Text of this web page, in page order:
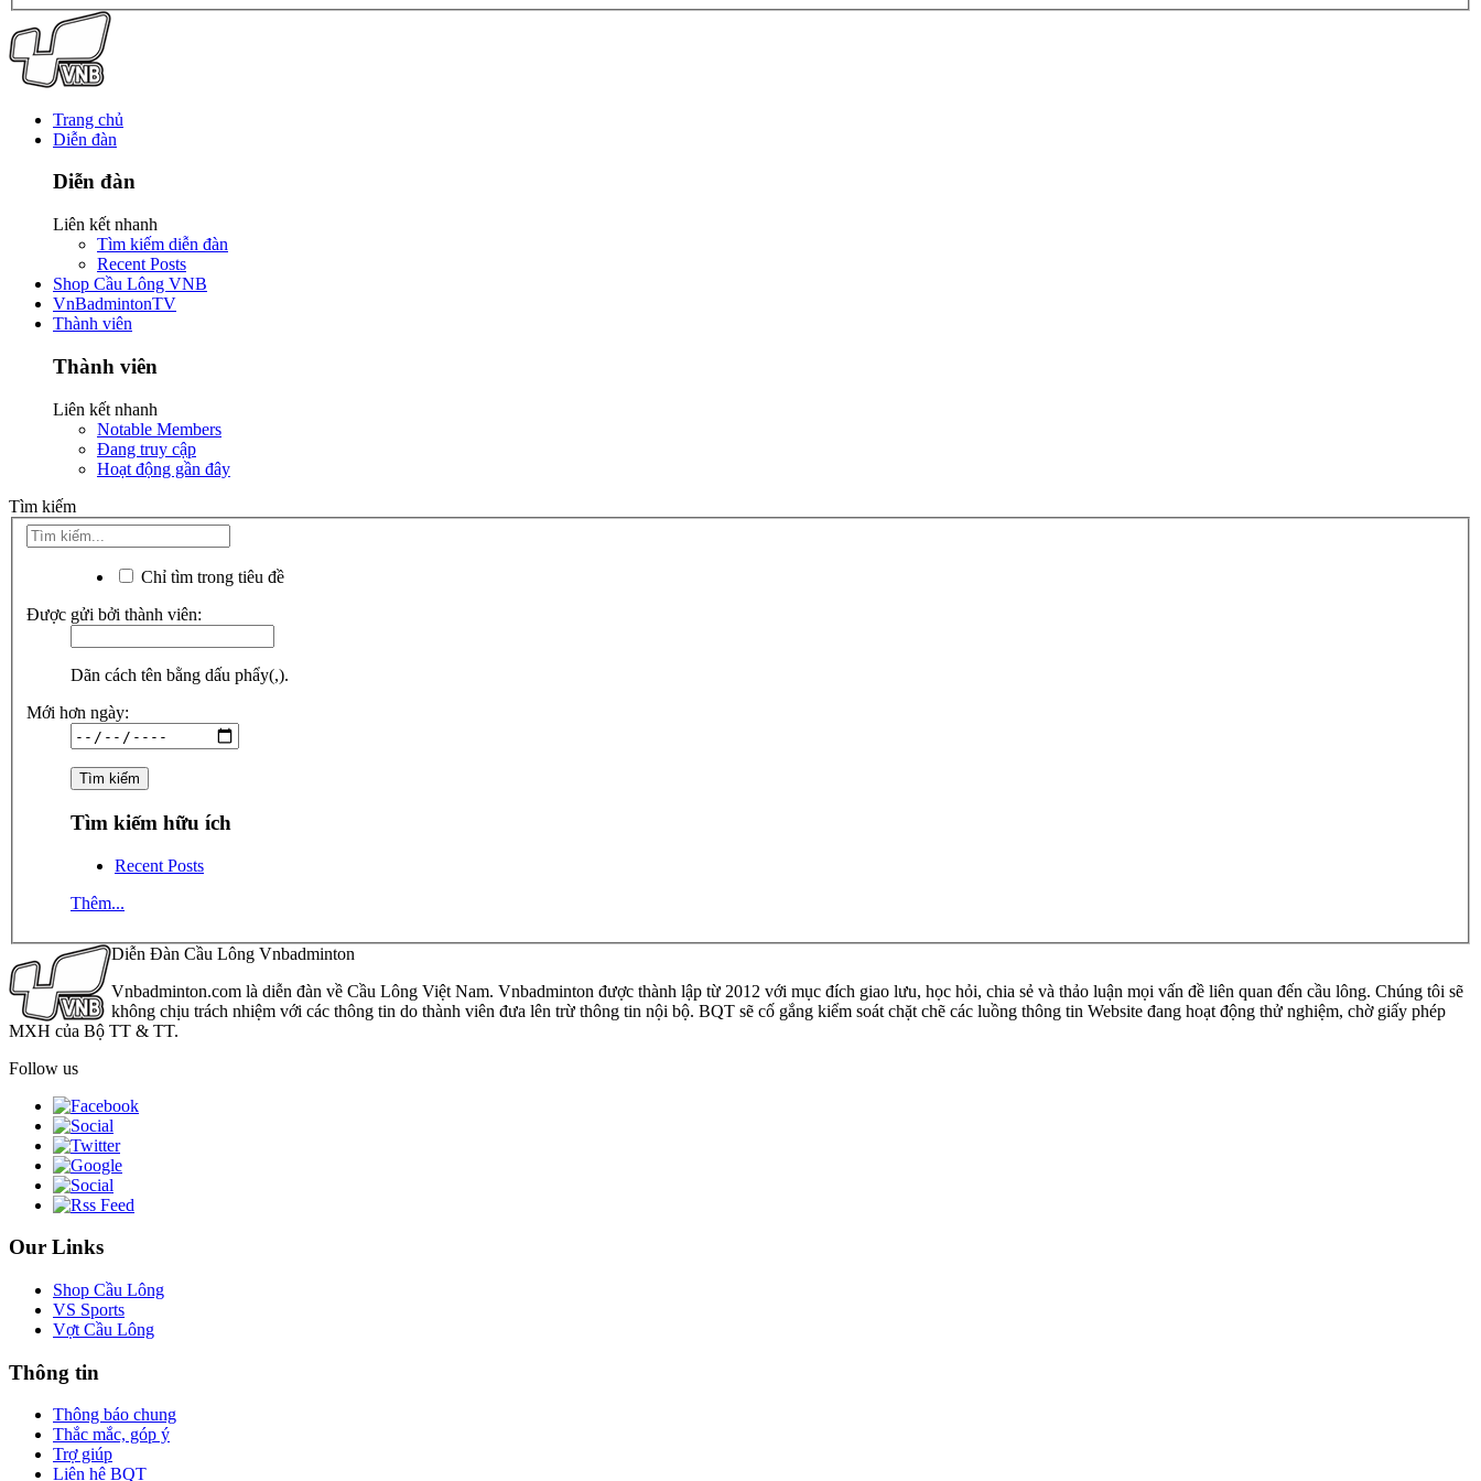
Trang chủ
Diễn đàn
Diễn đàn
Liên kết nhanh
Tìm kiếm diễn đàn
Recent Posts
Shop Cầu Lông VNB
VnBadmintonTV
Thành viên
Thành viên
Liên kết nhanh
Notable Members
Đang truy cập
Hoạt động gần đây
Tìm kiếm
Chỉ tìm trong tiêu đề
Được gửi bởi thành viên:
Dãn cách tên bằng dấu phẩy(,).
Mới hơn ngày:
Tìm kiếm hữu ích
Recent Posts
Thêm...
Diễn Đàn Cầu Lông Vnbadminton
Vnbadminton.com là diễn đàn về Cầu Lông Việt Nam. Vnbadminton được thành lập từ 2012 với mục đích giao lưu, học hỏi, chia sẻ và thảo luận mọi vấn đề liên quan đến cầu lông. Chúng tôi sẽ
không chịu trách nhiệm với các thông tin do thành viên đưa lên trừ thông tin nội bộ. BQT sẽ cố gắng kiểm soát chặt chẽ các luồng thông tin Website đang hoạt động thử nghiệm, chờ giấy phép
MXH của Bộ TT & TT.
Follow us
Our Links
Shop Cầu Lông
VS Sports
Vợt Cầu Lông
Thông tin
Thông báo chung
Thắc mắc, góp ý
Trợ giúp
Liên hệ BQT